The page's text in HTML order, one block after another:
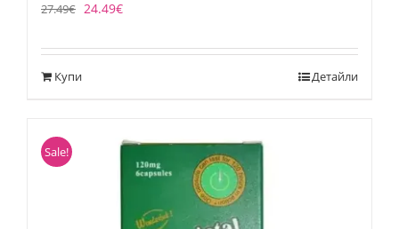
27.49€ 24.49€
Купи Детайли
Sale!